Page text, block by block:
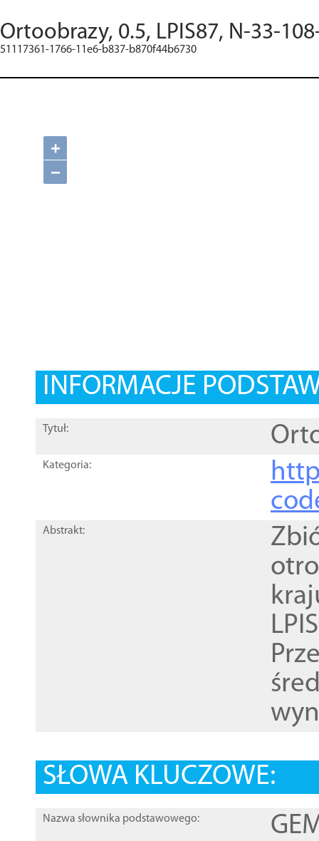
Ortoobrazy, 0.5, LPIS87, N-33-
51117361-1766-11e6-b837-b870f44b6730
+
−
INFORMACJE
Tytuł:
Kategoria:
Abstrakt:
SŁOWA KLUCZOWE:
Nazwa słownika podstawowego: